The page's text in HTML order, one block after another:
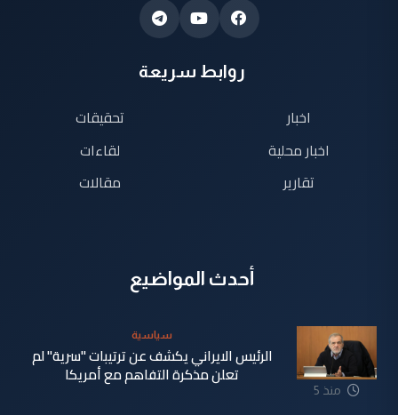
روابط سريعة
اخبار
اخبار محلية
تقارير
تحقيقات
لقاءات
مقالات
أحدث المواضيع
منذ 5
سياسية
الرئيس الايراني يكشف عن ترتيبات "سرية" لم
تعلن مذكرة التفاهم مع أمريكا